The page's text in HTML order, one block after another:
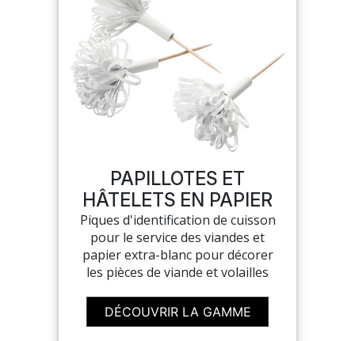
PAPILLOTES ET
HÂTELETS EN PAPIER
Piques d'identification de cuisson
pour le service des viandes et
papier extra-blanc pour décorer
les pièces de viande et volailles
DÉCOUVRIR LA GAMME